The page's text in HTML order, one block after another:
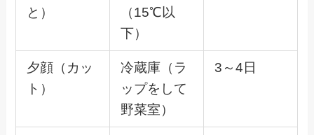
と）
（15℃以
下）
夕顔（カッ
ト）
冷蔵庫（ラ
ップをして
野菜室）
3～4日